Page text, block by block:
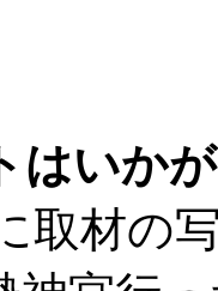
はいか
取材の